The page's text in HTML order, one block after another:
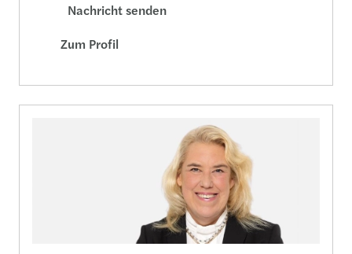
Nachricht senden
Zum Profil